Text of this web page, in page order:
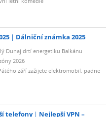
Dálniční známka 2025
Dunaj drtí energetiku Balkánu
2026
září zažijete elektromobil, padne
telefony
Nejlepší VPN –